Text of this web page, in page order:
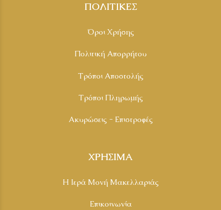
ΠΟΛΙΤΙΚΕΣ
Όροι Χρήσης
Πολιτική Απορρήτου
Τρόποι Αποστολής
Τρόποι Πληρωμής
Ακυρώσεις - Επιστροφές
ΧΡΗΣΙΜΑ
Η Ιερά Μονή Μακελλαριάς
Επικοινωνία